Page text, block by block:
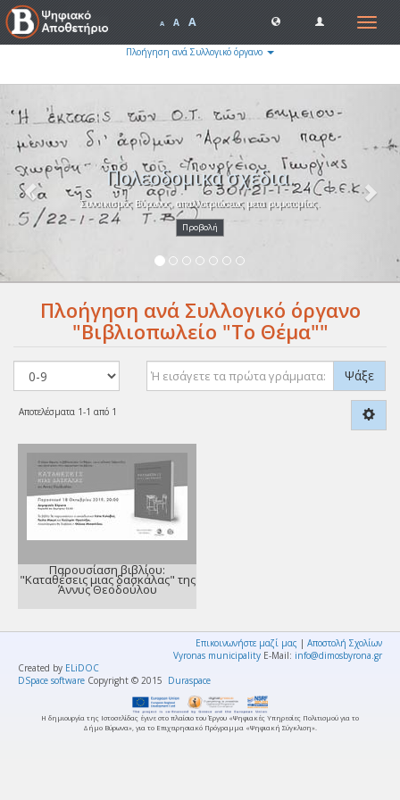
Toggle
A A A
Πλοήγηση ανά Συλλογικό όργανο
Πολεοδομικά σχέδια.
Συνοικισμός Βύρωνος, απαλλοτριώσεως μετα ρυμοτομίας.
Προβολή
Πλοήγηση ανά Συλλογικό όργανο
"Βιβλιοπωλείο "Το Θέμα""
Ψάξε
Αποτελέσματα 1-1 από 1
Παρουσίαση βιβλίου:
"Καταθέσεις μιας δασκάλας" της
Άννυς Θεοδούλου
Επικοινωνήστε μαζί μας | Αποστολή Σχολίων
Vyronas municipality E-Mail: info@dimosbyrona.gr
Created by ELiDOC
DSpace software Copyright © 2015 Duraspace
Η δημιουργία της Ιστοσελίδας έγινε στο πλαίσιο του Έργου «Ψηφιακές Υπηρεσίες Πολιτισμού για το
Δήμο Βύρωνα», για το Επιχειρησιακό Πρόγραμμα «Ψηφιακή Σύγκλιση».